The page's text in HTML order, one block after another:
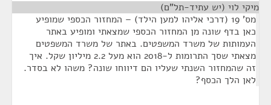
מיקי לוי (יש עתיד-תל"ם)
מס' 19 (דרכי אליהו למען הילד) – המחזור הכספי שמופיע
כאן בדף שונה מן המחזור הכספי שמצאתי ומופיע באתר
העמותות של משרד המשפטים. באתר של משרד המשפטים
מצאתי שסך התרומות ל-2018 הוא מעל 2.2 מיליון שקל. איך
זה שהמחזור השנתי שעליו הם דיווחו שונה? משהו לא בסדר.
לאן הלך הכסף?